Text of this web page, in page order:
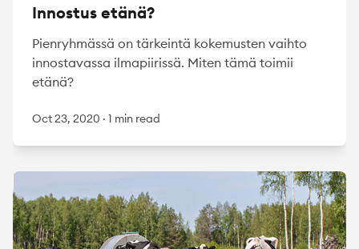
Innostus etänä?
Pienryhmässä on tärkeintä kokemusten vaihto
innostavassa ilmapiirissä. Miten tämä toimii
etänä?
Oct 23, 2020 · 1 min read